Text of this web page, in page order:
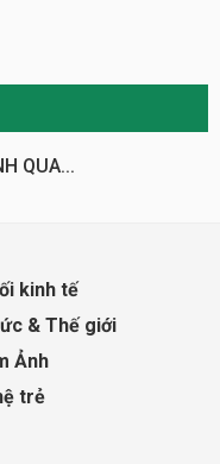
QUA...
kinh tế
& Thế giới
Ảnh
trẻ